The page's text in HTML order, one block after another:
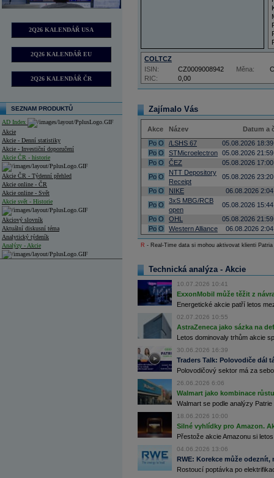
2Q26 KALENDÁŘ USA
2Q26 KALENDÁŘ EU
2Q26 KALENDÁŘ ČR
SEZNAM PRODUKTŮ
AD Index
Akcie
Akcie - Denní statistiky
Akcie - Investiční doporučení
Akcie ČR - historie
Akcie ČR - Týdenní přehled
Akcie online - ČR
Akcie online - Svět
Akcie svět - Historie
Akciový slovník
Aktuální diskusní téma
Analytický týdeník
Analýzy - Akcie
COLTCZ
RIC: 0,00
ISIN: CZ0009008942 Měna:
Zajímalo Vás
Akce Název
Datum a
Po O /LSHS 67
05.08.2026
Po O STMicroelectron 05.08.2026
Po O ČEZ
05.08.2026
Po O
NTT Depository
Receipt
05.08.2026
Po O NIKE
06.08.2026
Po O
3xS MBG/RCB
open
05.08.2026
Po O OHL
05.08.2026
Po O Western Alliance 06.08.2026
R - Real-Time data si mohou aktivovat klienti
Technická analýza - Akcie
10.07.2026 10:41
ExxonMobil může těžit z
Energetické akcie patří letos
02.07.2026 10:55
AstraZeneca jako sázka na
Letos dominovaly trhům akcie
30.06.2026 16:39
Traders Talk: Polovodiče dál
Polovodičový sektor má za
26.06.2026 6:06
Walmart jako kombinace
Walmart se podle analýzy
18.06.2026 10:00
Silné vyhlídky pro Amazon.
Přestože akcie Amazonu si
04.06.2026 13:06
RWE: Korekce může
Rostoucí poptávka po